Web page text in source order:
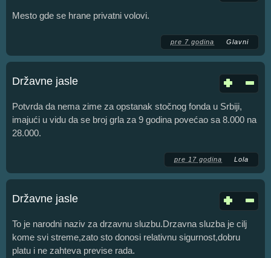
Mesto gde se hrane privatni volovi.
pre 7 godina Glavni
Državne jasle
Potvrda da nema zime za opstanak stočnog fonda u Srbiji,
imajući u vidu da se broj grla za 9 godina povećao sa 8.000 na
28.000.
pre 17 godina Lola
Državne jasle
To je narodni naziv za drzavnu sluzbu.Drzavna sluzba je cilj
kome svi streme,zato sto donosi relativnu sigurnost,dobru
platu i ne zahteva previse rada.